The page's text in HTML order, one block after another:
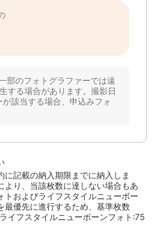
部のフォトグラファーでは遠
する場合があります。撮影日
該当する場合、申込みフォ
記載の納入期限までに納入しま
より、当該枚数に達しない場合もあ
トおよびライフスタイルニューボー
最優先に進行するため、基準枚数
イフスタイルニューボーンフォト:75